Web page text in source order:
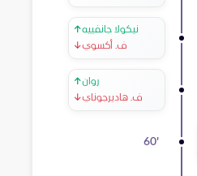
↑نيكولا جانفييه
↓ف. أكسوي
↑روان
↓ف. هاديرجوناي
60'